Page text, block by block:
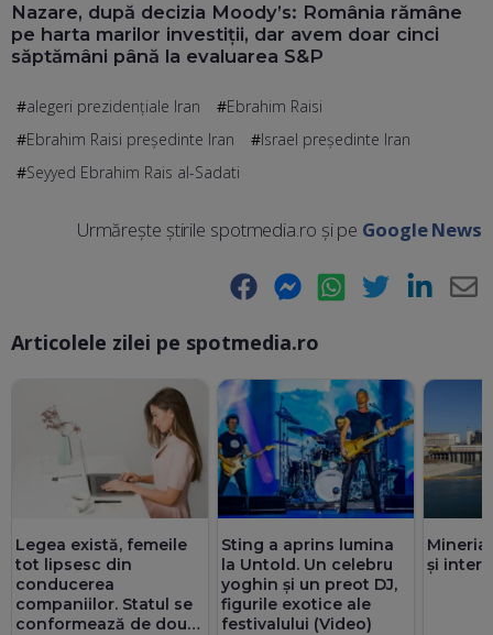
Nazare, după decizia Moody’s: România rămâne
pe harta marilor investiții, dar avem doar cinci
săptămâni până la evaluarea S&P
alegeri prezidențiale Iran
Ebrahim Raisi
Ebrahim Raisi președinte Iran
Israel președinte Iran
Seyyed Ebrahim Rais al-Sadati
Urmărește știrile spotmedia.ro și pe Google News
Facebook Messenger WhatsApp Twitter LinkedIn
Articolele zilei pe spotmedia.ro
Legea există, femeile
tot lipsesc din
conducerea
companiilor. Statul se
conformează de două
Sting a aprins lumina
la Untold. Un celebru
yoghin și un preot DJ,
figurile exotice ale
festivalului (Video)
și